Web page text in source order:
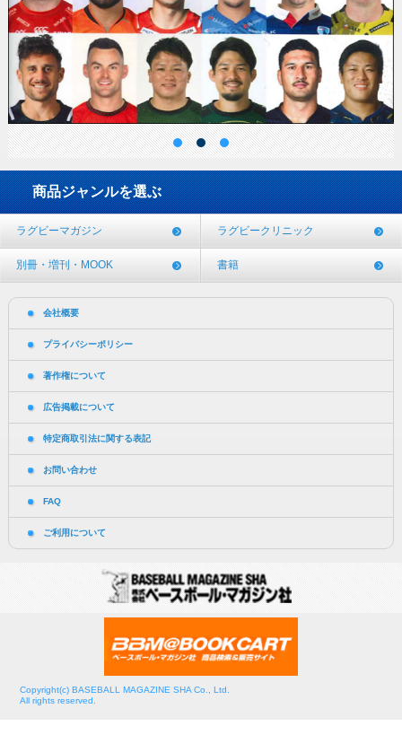
商品ジャンルを選ぶ
ラグビーマガジン ラグビークリニック
別冊・増刊・MOOK 書籍
会社概要
プライバシーポリシー
著作権について
広告掲載について
特定商取引法に関する表記
お問い合わせ
FAQ
ご利用について
Copyright(c) BASEBALL MAGAZINE SHA Co., Ltd.
All rights reserved.